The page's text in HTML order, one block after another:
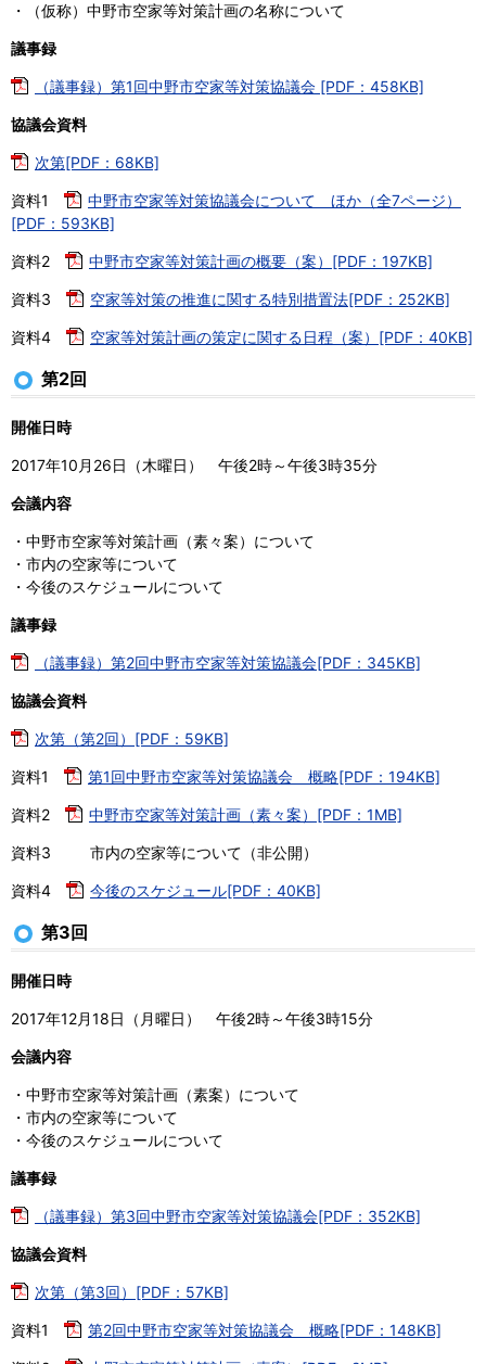
・（仮称）中野市空家等対策計画の名称について
議事録
（議事録）第1回中野市空家等対策協議会 [PDF：458KB]
協議会資料
次第[PDF：68KB]
資料1
中野市空家等対策協議会について ほか（全7ページ）
[PDF：593KB]
資料2 中野市空家等対策計画の概要（案）[PDF：197KB]
資料3 空家等対策の推進に関する特別措置法[PDF：252KB]
資料4 空家等対策計画の策定に関する日程（案）[PDF：40KB]
第2回
開催日時
2017年10月26日（木曜日） 午後2時～午後3時35分
会議内容
・中野市空家等対策計画（素々案）について
・市内の空家等について
・今後のスケジュールについて
議事録
（議事録）第2回中野市空家等対策協議会[PDF：345KB]
協議会資料
次第（第2回）[PDF：59KB]
資料1 第1回中野市空家等対策協議会 概略[PDF：194KB]
資料2 中野市空家等対策計画（素々案）[PDF：1MB]
資料3 市内の空家等について（非公開）
資料4 今後のスケジュール[PDF：40KB]
第3回
開催日時
2017年12月18日（月曜日） 午後2時～午後3時15分
会議内容
・中野市空家等対策計画（素案）について
・市内の空家等について
・今後のスケジュールについて
議事録
（議事録）第3回中野市空家等対策協議会[PDF：352KB]
協議会資料
次第（第3回）[PDF：57KB]
資料1 第2回中野市空家等対策協議会 概略[PDF：148KB]